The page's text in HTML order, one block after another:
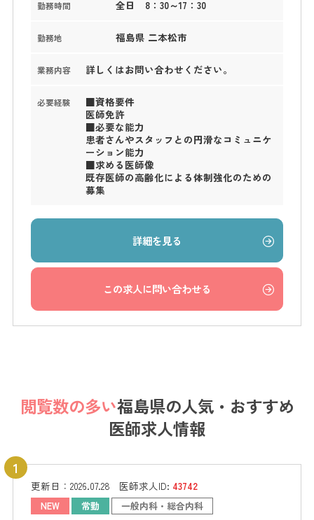
勤務時間 全日 8：30～17：30
勤務地 福島県 二本松市
業務内容 詳しくはお問い合わせください。
必要経験
■資格要件
医師免許
■必要な能力
患者さんやスタッフとの円滑なコミュニケ
ーション能力
■求める医師像
既存医師の高齢化による体制強化のための
募集
詳細を見る
この求人に問い合わせる
閲覧数の多い福島県の人気・おすすめ
医師求人情報
更新日： 2026.07.28 医師求人ID: 43742
NEW 常勤 一般内科・総合内科